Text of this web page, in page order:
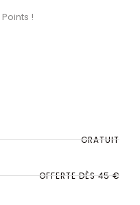
Points !
GRATUIT
OFFERTE DÈS 45 €